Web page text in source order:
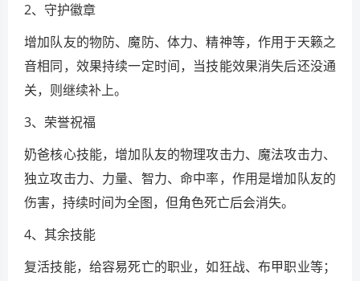
2、守护徽章
增加队友的物防、魔防、体力、精神等，作用于天籁之
音相同，效果持续一定时间，当技能效果消失后还没通
关，则继续补上。
3、荣誉祝福
奶爸核心技能，增加队友的物理攻击力、魔法攻击力、
独立攻击力、力量、智力、命中率，作用是增加队友的
伤害，持续时间为全图，但角色死亡后会消失。
4、其余技能
复活技能，给容易死亡的职业，如狂战、布甲职业等；